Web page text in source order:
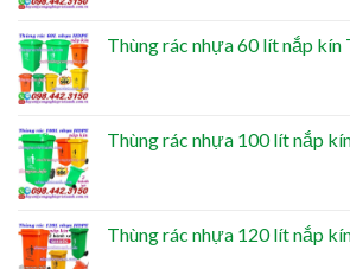
Thùng rác nhựa 60 lít nắp kín
Thùng rác nhựa 100 lít nắp
Thùng rác nhựa 120 lít nắp